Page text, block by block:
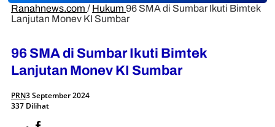
Ranahnews.com / Hukum 96 SMA di Sumbar Ikuti Bimtek
Lanjutan Monev KI Sumbar
96 SMA di Sumbar Ikuti Bimtek
Lanjutan Monev KI Sumbar
PRN3 September 2024
337 Dilihat